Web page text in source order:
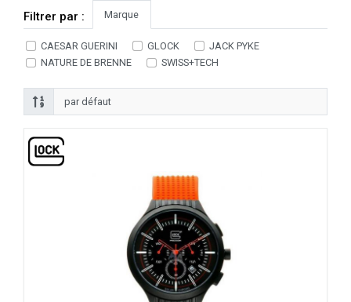
Filtrer par : Marque
CAESAR GUERINI GLOCK
JACK PYKE
NATURE DE BRENNE
SWISS+TECH